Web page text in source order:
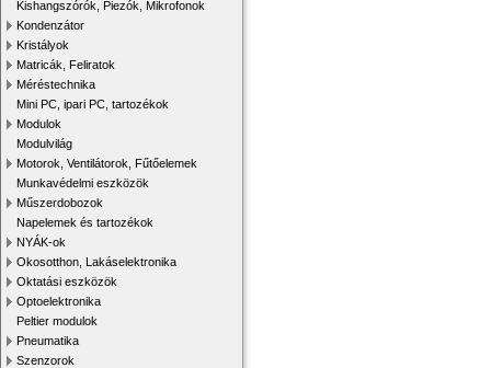
Kishangszórók, Piezók, Mikrofonok
Kondenzátor
Kristályok
Matricák, Feliratok
Méréstechnika
Mini PC, ipari PC, tartozékok
Modulok
Modulvilág
Motorok, Ventilátorok, Fűtőelemek
Munkavédelmi eszközök
Műszerdobozok
Napelemek és tartozékok
NYÁK-ok
Okosotthon, Lakáselektronika
Oktatási eszközök
Optoelektronika
Peltier modulok
Pneumatika
Szenzorok